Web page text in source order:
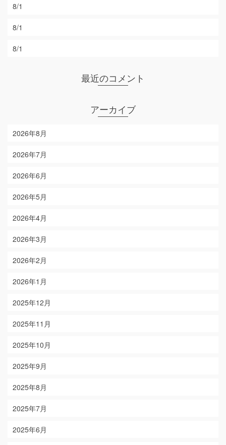
8/1
8/1
8/1
最近のコメント
アーカイブ
2026年8月
2026年7月
2026年6月
2026年5月
2026年4月
2026年3月
2026年2月
2026年1月
2025年12月
2025年11月
2025年10月
2025年9月
2025年8月
2025年7月
2025年6月